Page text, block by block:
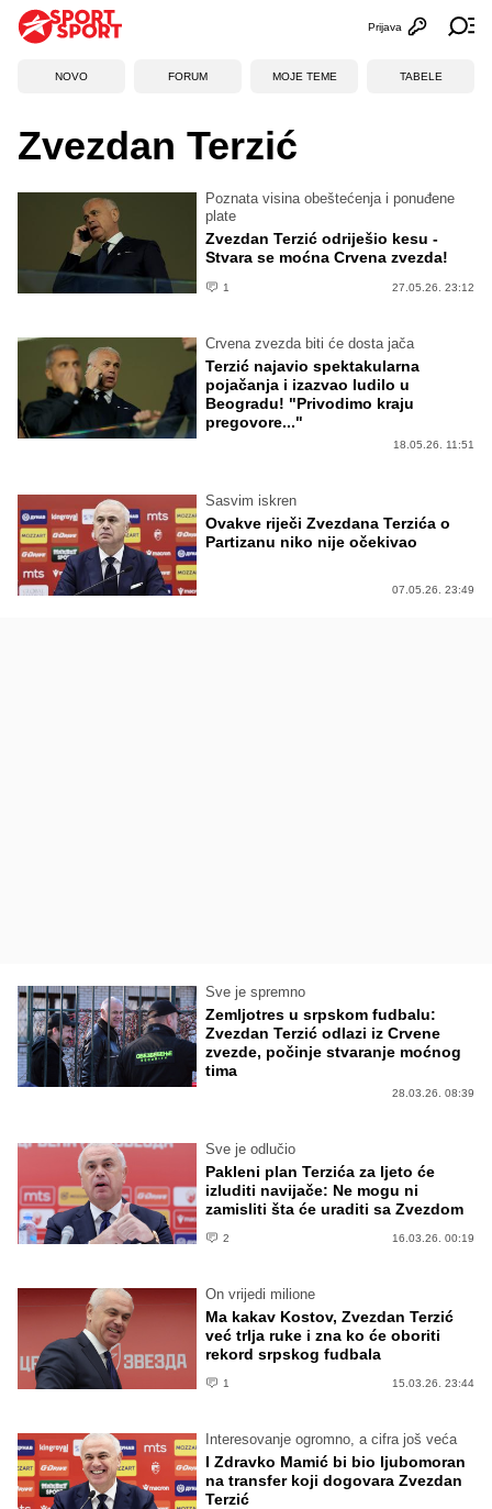
Otvori
Prijava
NOVO FORUM MOJE TEME TABELE
Zvezdan Terzić
Poznata visina obeštećenja i ponuđene
plate
Zvezdan Terzić odriješio kesu -
Stvara se moćna Crvena zvezda!
1 27.05.26. 23:12
Crvena zvezda biti će dosta jača
Terzić najavio spektakularna
pojačanja i izazvao ludilo u
Beogradu! "Privodimo kraju
pregovore..."
18.05.26. 11:51
Sasvim iskren
Ovakve riječi Zvezdana Terzića o
Partizanu niko nije očekivao
07.05.26. 23:49
Sve je spremno
Zemljotres u srpskom fudbalu:
Zvezdan Terzić odlazi iz Crvene
zvezde, počinje stvaranje moćnog
tima
28.03.26. 08:39
Sve je odlučio
Pakleni plan Terzića za ljeto će
izluditi navijače: Ne mogu ni
zamisliti šta će uraditi sa Zvezdom
2 16.03.26. 00:19
On vrijedi milione
Ma kakav Kostov, Zvezdan Terzić
već trlja ruke i zna ko će oboriti
rekord srpskog fudbala
1 15.03.26. 23:44
Interesovanje ogromno, a cifra još veća
I Zdravko Mamić bi bio ljubomoran
na transfer koji dogovara Zvezdan
Terzić